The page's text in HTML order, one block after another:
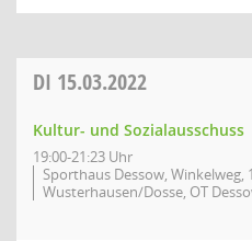
DI 15.03.2022
Kultur- und Sozialausschuss
19:00-21:23 Uhr
Sporthaus Dessow, Winkelweg,
Wusterhausen/Dosse, OT